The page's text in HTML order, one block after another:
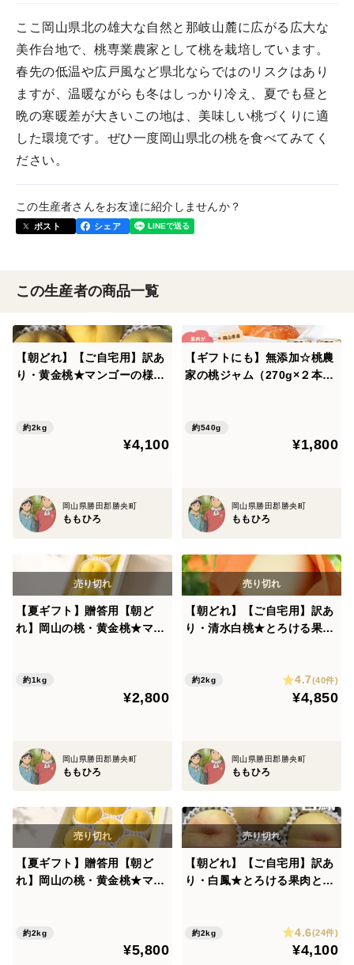
ここ岡山県北の雄大な自然と那岐山麓に広がる広大な
美作台地で、桃専業農家として桃を栽培しています。
春先の低温や広戸風など県北ならではのリスクはあり
ますが、温暖ながらも冬はしっかり冷え、夏でも昼と
晩の寒暖差が大きいこの地は、美味しい桃づくりに適
した環境です。ぜひ一度岡山県北の桃を食べてみてく
ださい。
この生産者さんをお友達に紹介しませんか？
ポスト シェア
この生産者の商品一覧
【朝どれ】【ご自宅用】訳あ
り・黄金桃★マンゴーの様な
約2kg
¥4,100
岡山県勝田郡勝央町
ももひろ
【ギフトにも】無添加☆桃農
家の桃ジャム（270g×２本）
約540g
¥1,800
岡山県勝田郡勝央町
ももひろ
【夏ギフト】贈答用【朝ど
れ】岡山の桃・黄金桃★マン
約1kg
¥2,800
岡山県勝田郡勝央町
ももひろ
【朝どれ】【ご自宅用】訳あ
り・清水白桃★とろける果肉
約2kg 4.7(40件)
¥4,850
岡山県勝田郡勝央町
ももひろ
【夏ギフト】贈答用【朝ど
れ】岡山の桃・黄金桃★マン
約2kg
¥5,800
【朝どれ】【ご自宅用】訳あ
り・白鳳★とろける果肉とた
約2kg 4.6(24件)
¥4,100